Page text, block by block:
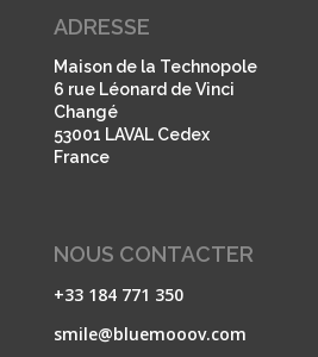
ADRESSE
Maison de la Technopole
6 rue Léonard de Vinci
Changé
53001 LAVAL Cedex
France
NOUS CONTACTER
+33 184 771 350
smile@bluemooov.com